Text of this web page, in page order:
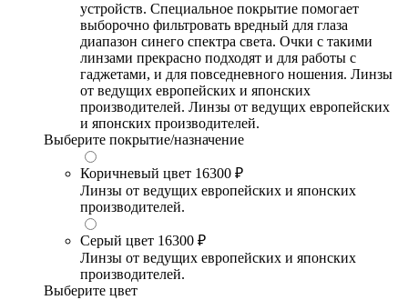
устройств. Специальное покрытие помогает
выборочно фильтровать вредный для глаза
диапазон синего спектра света. Очки с такими
линзами прекрасно подходят и для работы с
гаджетами, и для повседневного ношения. Линзы
от ведущих европейских и японских
производителей. Линзы от ведущих европейских
и японских производителей.
Выберите покрытие/назначение
Коричневый цвет 16300 ₽
Линзы от ведущих европейских и японских
производителей.
Серый цвет 16300 ₽
Линзы от ведущих европейских и японских
производителей.
Выберите цвет